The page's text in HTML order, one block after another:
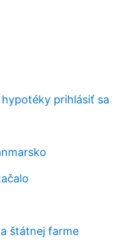
prihlásiť sa
štátnej farme